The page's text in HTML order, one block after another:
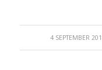
4 SEPTEMBER
/